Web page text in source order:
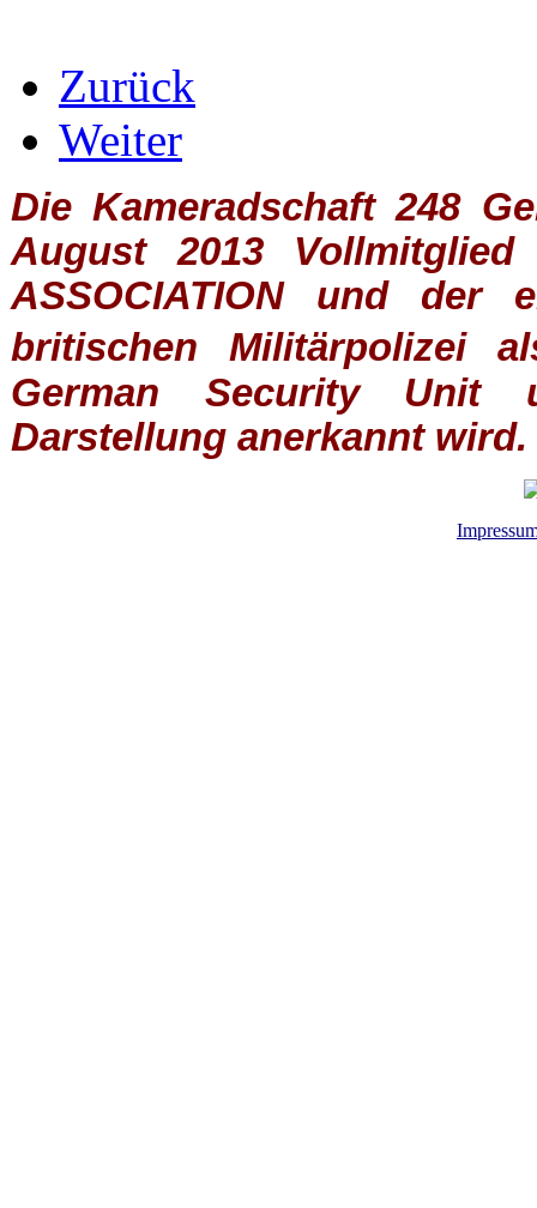
Zurück
Weiter
Die Kameradschaft 248
August 2013
ASSOCIATIONund der
britischen
Militärpolizei
German Security Unit
Darstellung anerkannt wird.